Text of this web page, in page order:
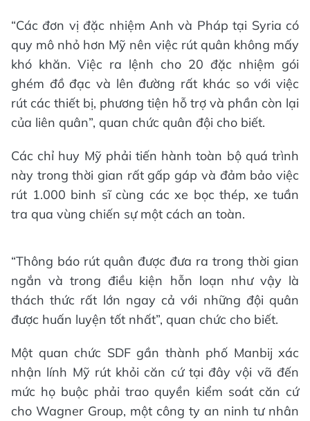
“Các đơn vị đặc nhiệm Anh và Pháp tại Syria có
quy mô nhỏ hơn Mỹ nên việc rút quân không mấy
khó khăn. Việc ra lệnh cho 20 đặc nhiệm gói
ghém đồ đạc và lên đường rất khác so với việc
rút các thiết bị, phương tiện hỗ trợ và phần còn lại
của liên quân”, quan chức quân đội cho biết.
Các chỉ huy Mỹ phải tiến hành toàn bộ quá trình
này trong thời gian rất gấp gáp và đảm bảo việc
rút 1.000 binh sĩ cùng các xe bọc thép, xe tuần
tra qua vùng chiến sự một cách an toàn.
“Thông báo rút quân được đưa ra trong thời gian
ngắn và trong điều kiện hỗn loạn như vậy là
thách thức rất lớn ngay cả với những đội quân
được huấn luyện tốt nhất”, quan chức cho biết.
Một quan chức SDF gần thành phố Manbij xác
nhận lính Mỹ rút khỏi căn cứ tại đây vội vã đến
mức họ buộc phải trao quyền kiểm soát căn cứ
cho Wagner Group, một công ty an ninh tư nhân